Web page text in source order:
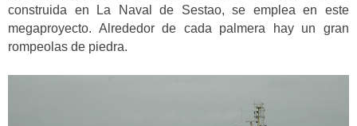
construida en La Naval de Sestao, se emplea en este
megaproyecto. Alrededor de cada palmera hay un gran
rompeolas de piedra.